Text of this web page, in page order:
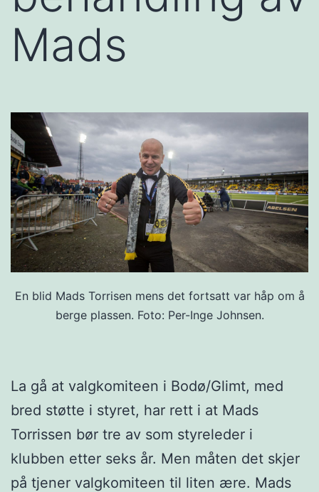
Mads
En blid Mads Torrisen mens det fortsatt var håp om å
berge plassen. Foto: Per-Inge Johnsen.
La gå at valgkomiteen i Bodø/Glimt, med
bred støtte i styret, har rett i at Mads
Torrissen bør tre av som styreleder i
klubben etter seks år. Men måten det skjer
på tjener valgkomiteen til liten ære. Mads